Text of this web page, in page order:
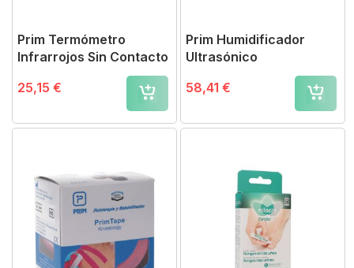
Prim Termómetro
Infrarrojos Sin Contacto
25,15 €
Prim Humidificador
Ultrasónico
58,41 €